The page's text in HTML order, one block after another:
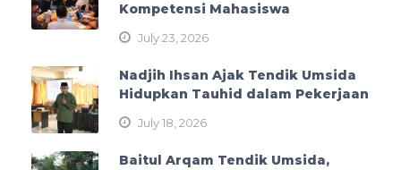
Kompetensi Mahasiswa
July 23, 2026
Nadjih Ihsan Ajak Tendik Umsida
Hidupkan Tauhid dalam Pekerjaan
July 18, 2026
Baitul Arqam Tendik Umsida,